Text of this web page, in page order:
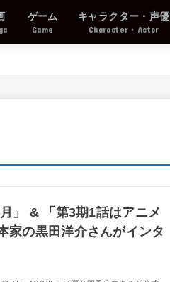
ゲーム
Game
キャラクター・声優
Character・Actor
」 & 「第3期1話はアニメ
家の黒田洋介さんがインタ